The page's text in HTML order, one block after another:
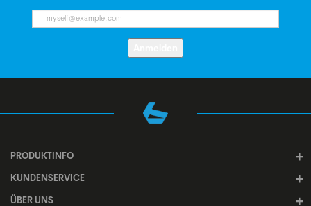
PRODUKTINFO
KUNDENSERVICE
ÜBER UNS